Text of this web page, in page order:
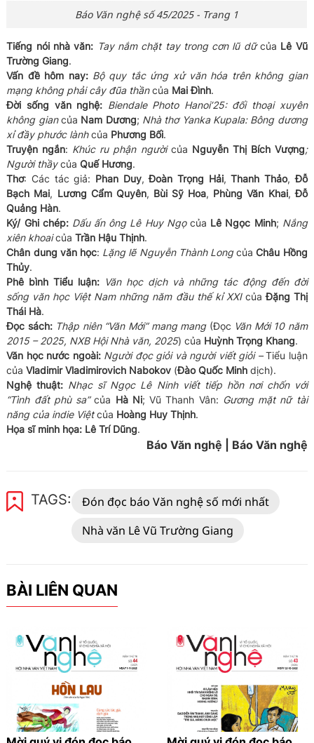
Báo Văn nghệ số 45/2025 - Trang 1
Tiếng nói nhà văn: Tay nắm chặt tay trong cơn lũ dữcủa Lê Vũ
Trường Giang.
Vấn đề hôm nay: Bộ quy tắc ứng xử văn hóa trên không gian
mạng không phải cây đũa thầncủa Mai Đình.
Đời sống văn nghệ: Biendale Photo Hanoi’25: đối thoại xuyên
không giancủa Nam Dương; Nhà thơ Yanka Kupala: Bông dương
xỉ đầy phước lànhcủa Phương Bối.
Truyện ngắn: Khúc ru phận người của Nguyễn Thị Bích Vượng;
Người thầycủaQuế Hương.
Thơ: Các tác giả: Phan Duy,Đoàn Trọng Hải, Thanh Thảo, Đỗ
Bạch Mai, Lương Cẩm Quyên, Bùi Sỹ Hoa, Phùng Văn Khai, Đỗ
Quảng Hàn.
Ký/ Ghi chép: Dấu ấn ông Lê Huy Ngọ của Lê Ngọc Minh; Nắng
xiên khoaicủaTrần Hậu Thịnh.
Chân dung văn học: Lặng lẽ Nguyễn Thành LongcủaChâu Hồng
Thủy.
Phê bình Tiểu luận: Văn học dịch và những tác động đến đời
sống văn học Việt Nam những năm đầu thế kỉ XXI của Đặng Thị
Thái Hà.
Đọc sách:Thập niên “Văn Mới” mang mang (Đọc Văn Mới 10 năm
2015 – 2025, NXB Hội Nhà văn, 2025) của Huỳnh Trọng Khang.
Văn học nước ngoài:Người đọc giỏi và người viết giỏi –Tiểu luận
củaVladimir Vladimirovich Nabokov (Đào Quốc Minhdịch).
Nghệ thuật: Nhạc sĩ Ngọc Lê Ninh viết tiếp hồn nơi chốn với
“Tình đất phù sa”của Hà Ni; Vũ Thanh Vân: Gương mặt nữ tài
năng của indie Việtcủa Hoàng Huy Thịnh.
Họa sĩ minh họa: Lê Trí Dũng.
Báo Văn nghệ | Báo Văn nghệ
TAGS:
Đón đọc báo Văn nghệ số mới nhất
Nhà văn Lê Vũ Trường Giang
BÀI LIÊN QUAN